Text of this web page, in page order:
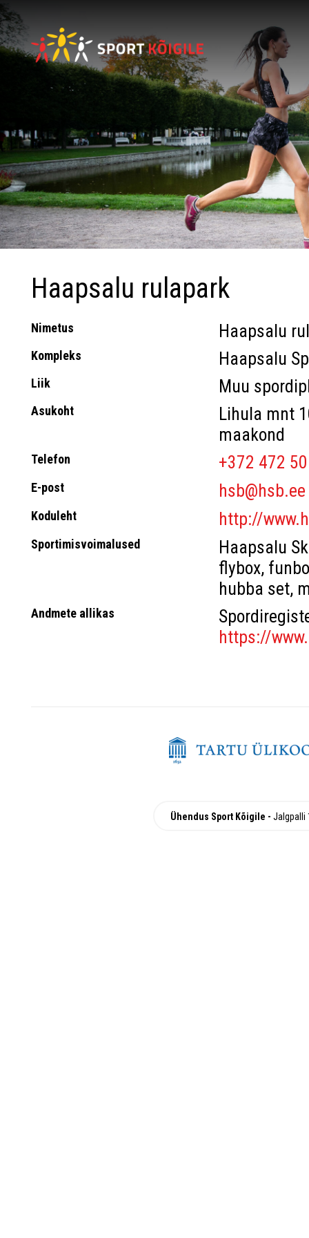
Haapsalu rulapark
Nimetus Haapsalu
Kompleks Haapsalu
Liik Muu
Asukoht
Lihula mnt
maakond
Telefon +372 472
E-post hsb@hsb.ee
Koduleht http://
Sportimisvoimalused
Haapsalu
flybox,
hubba set,
Andmete allikas
https://
Ühendus Sport Kõigile Jalgpalli